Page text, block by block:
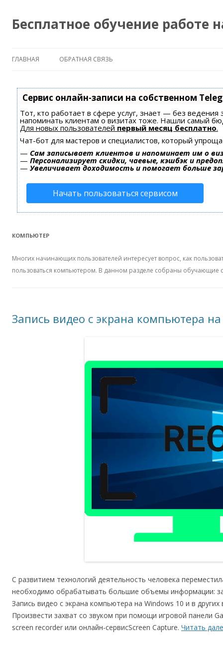
Бесплатное обучение работе
ГЛАВНАЯ ОБРАТНАЯ СВЯЗЬ
Сервис онлайн-записи на собственном
Тот, кто работает в сфере услуг, знает — без
напоминать клиентам о визитах тоже. Нашли самый
Для новых пользователей первый месяц бесплатно.
Чат-бот для мастеров и специалистов, который
— Сам записывает клиентов и напоминает им о
— Персонализирует скидки, чаевые, кэшбэк и
— Увеличивает доходимость и помогает больше
Начать пользоваться сервисом
КОМПЬЮТЕР
Многих начинающих пользователей интересует вопрос, как
пользоваться компьютером. В данном разделе собраны обучающие
Запись видео с экрана компьютера
С развитием технологий деятельность человека
необходимо обрабатывать большие объемы информации:
Запись видео с экрана компьютера на Windows 10 и в
Произвести захват со звуком при помощи игровой панели
screen recorder или онлайн-сервисScreen Capture. Читать